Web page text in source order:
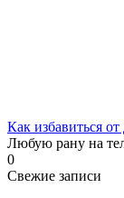
Как избавиться
Любую рану на
0
Свежие записи